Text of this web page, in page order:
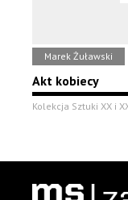
Marek Żuławski
Akt kobiecy
Kolekcja Sztuki XX i